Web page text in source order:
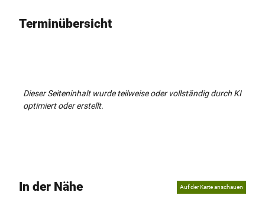
Terminübersicht
Dieser Seiteninhalt wurde teilweise oder vollständig durch KI
optimiert oder erstellt.
In der Nähe Auf der Karte anschauen